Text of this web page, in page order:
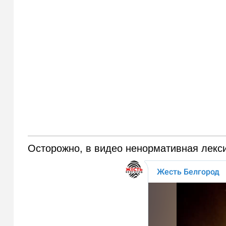
Осторожно, в видео ненормативная